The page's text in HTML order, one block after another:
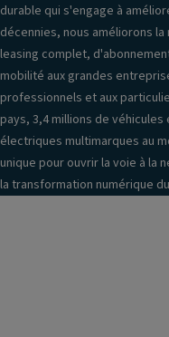
durable qui s'engage à
décennies, nous améliorons
leasing complet,
mobilité aux grandes
professionnels et aux
pays, 3,4 millions de
électriques multimarques au
unique pour ouvrir la voie à la
la transformation numérique